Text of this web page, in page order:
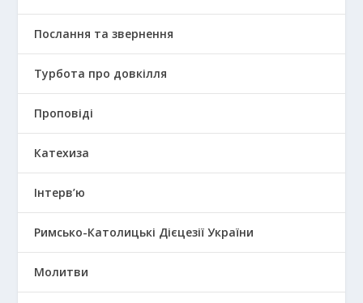
Послання та звернення
Турбота про довкілля
Проповіді
Катехиза
Інтерв’ю
Римсько-Католицькі Дієцезії України
Молитви